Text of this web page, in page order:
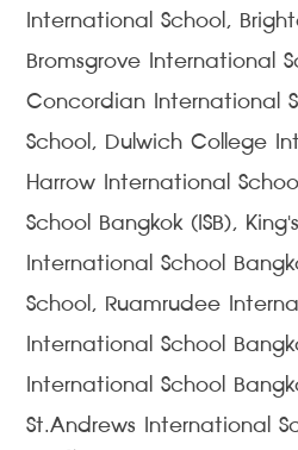
International School,
Bromsgrove International
Concordian International
School, Dulwich College
Harrow International
School Bangkok (ISB),
International School
School, Ruamrudee
International School
International School
St.Andrews International